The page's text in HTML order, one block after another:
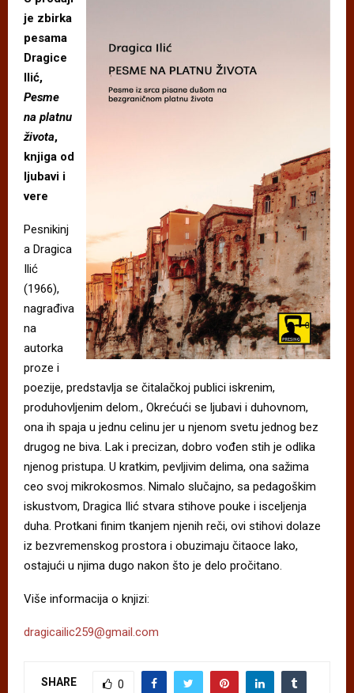
je zbirka
pesama
Dragice
Ilić,
Pesme
na platnu
života,
knjiga od
ljubavi i
vere
Pesnikinj
a Dragica
Ilić
(1966),
nagrađiva
na
autorka
proze i
poezije, predstavlja se čitalačkoj publici iskrenim,
produhovljenim delom., Okrećući se ljubavi i duhovnom,
ona ih spaja u jednu celinu jer u njenom svetu jednog bez
drugog ne biva. Lak i precizan, dobro vođen stih je odlika
njenog pristupa. U kratkim, pevljivim delima, ona sažima
ceo svoj mikrokosmos. Nimalo slučajno, sa pedagoškim
iskustvom, Dragica Ilić stvara stihove pouke i isceljenja
duha. Protkani finim tkanjem njenih reči, ovi stihovi dolaze
iz bezvremenskog prostora i obuzimaju čitaoce lako,
ostajući u njima dugo nakon što je delo pročitano.
Više informacija o knjizi:
dragicailic259@gmail.com
SHARE 0